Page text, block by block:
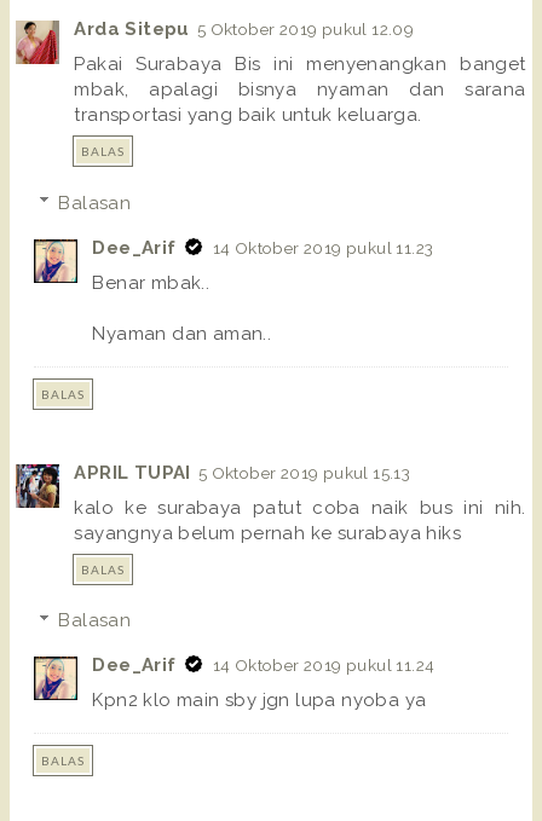
Arda Sitepu 5 Oktober 2019 pukul 12.09
Pakai Surabaya Bis ini menyenangkan banget
mbak, apalagi bisnya nyaman dan sarana
transportasi yang baik untuk keluarga.
BALAS
Balasan
Dee_Arif 14 Oktober 2019 pukul 11.23
Benar mbak..
Nyaman dan aman..
BALAS
APRIL TUPAI 5 Oktober 2019 pukul 15.13
kalo ke surabaya patut coba naik bus ini nih.
sayangnya belum pernah ke surabaya hiks
BALAS
Balasan
Dee_Arif 14 Oktober 2019 pukul 11.24
Kpn2 klo main sby jgn lupa nyoba ya
BALAS